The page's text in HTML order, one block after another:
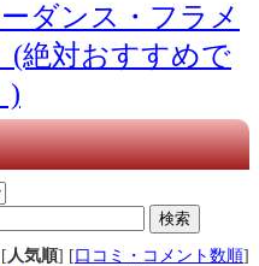
ダンス・フラメ
(絶対おすすめで
)
[ 人気順] [ 口コミ・コメント数順]